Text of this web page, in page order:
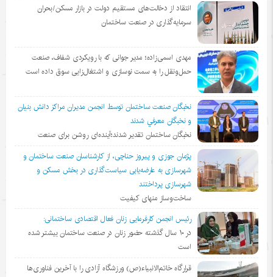
انتقاد از دخالت‌های مستقیم دولت در بازار مسکن/بحران
سرمایه‌گذاری در صنعت ساختمان
مهدی اسمی‌زاده؛ مدیر جوانی که با رویکردی شفاف، صنعت
حمل‌ونقل را به سمت نوسازی و اشتغال‌زایی سوق داده است
نخبگان صنعت ساختمان توسط انجمن مديران مراكز دانش بنيان
و نخبگان معرفي شدند
نخبگان ساختمان تقدیر شدند؛آینده‌ای روشن برای صنعت
پژمان جوزی و پیروز حناچی، از کارشناسان صنعت ساختمان و
شهرسازی به عارضه‌یابی سیاست‌گذاری در بخش مسکن و
شهرسازی پرداختند
ساخت‌وساز منهای کیفیت
رئیس انجمن کارفرمایی زنان فعال اقتصادی ساختمانی:
در ١٠ سال گذشته حضور زنان در صنعت ساختمان بیشتر شده
است
قرارگاه خاتم‌الانبیاء(ص) ورزشگاه آزادی را با آخرین فناوری‌ها